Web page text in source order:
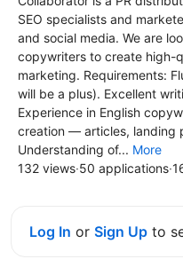
SEO specialists and
and social media. We are
copywriters to create high-
marketing. Requirements:
will be a plus). Excellent
Experience in English
creation — articles, landing
Understanding of... More
132 views·50 applications·
Log In or Sign Up to